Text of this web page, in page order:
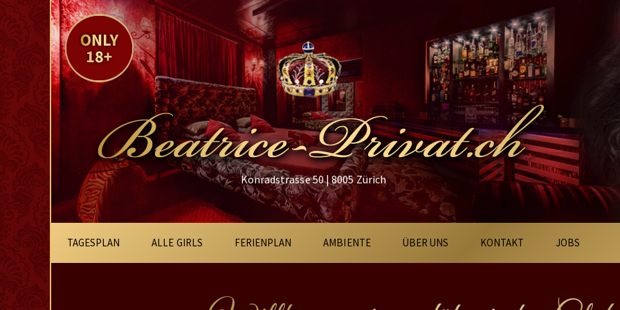
Konradstrasse 50 | 8005 Zürich
Hauptnavigation
TAGESPLAN ALLE GIRLS FERIENPLAN AMBIENTE ÜBER UNS KONTAKT JOBS